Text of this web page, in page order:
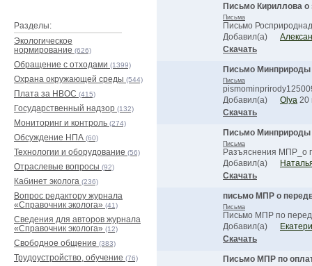
Разделы:
Экологическое
нормирование (626)
Обращение с отходами (1399)
Охрана окружающей среды (544)
Плата за НВОС (415)
Государственный надзор (132)
Мониторинг и контроль (274)
Обсуждение НПА (60)
Технологии и оборудование (56)
Отраслевые вопросы (92)
Кабинет эколога (236)
Вопрос редактору журнала
«Справочник эколога» (41)
Сведения для авторов журнала
«Справочник эколога» (12)
Свободное общение (383)
Трудоустройство, обучение (76)
Письмо Кириллова о
Письма
Письмо
Добавил(а)
Скачать
Письмо
Письма
Добавил(а)
Olya 20
Скачать
Письмо Минприроды
Письма
Разъяснения МПР_о
Добавил(а)
Скачать
письмо МПР о
Письма
Письмо МПР по
Добавил(а)
Скачать
Письмо МПР по